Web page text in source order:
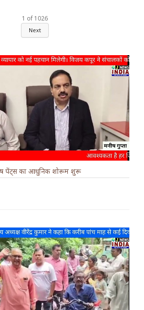
1 of 1026
Next
पेंट्स का आधुनिक शोरूम शुरू